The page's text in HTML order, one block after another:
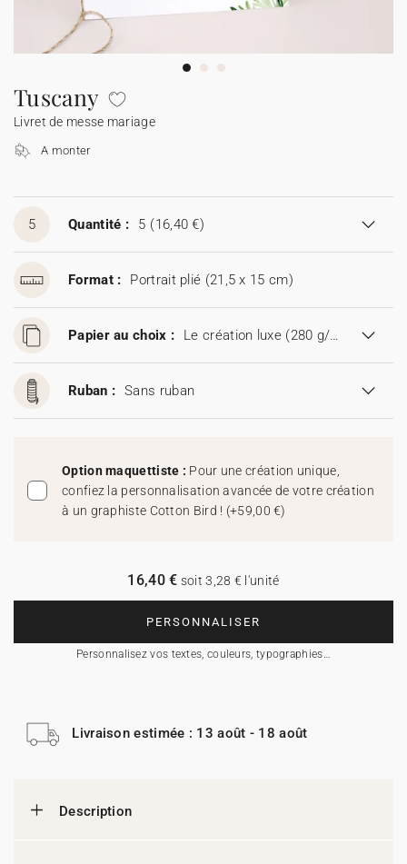
Guirlande à fanions
Étiquette feu de Bengale
Idées de textes
Collaborations
Cotton Bird x Main sauvage
Marque-page
Collaboration Cotton Bird x Bonton
Toutes les cartes de vœux
Toutes les cartes digitales
Codes promo
Fêtes & Occasions
Tuscany
Livret de messe mariage
A monter
5 Quantité : 5 (16,40 €)
Format : Portrait plié (21,5 x 15 cm)
Papier au choix : Le création luxe (280 g/m²)
Ruban : Sans ruban
Option maquettiste : Pour une création unique,
confiez la personnalisation avancée de votre création
à un graphiste Cotton Bird ! (+59,00 €)
PERSONNALISER
Personnalisez vos textes, couleurs, typographies…
16,40 € soit 3,28 € l'unité
Livraison estimée : 13 août - 18 août
Description